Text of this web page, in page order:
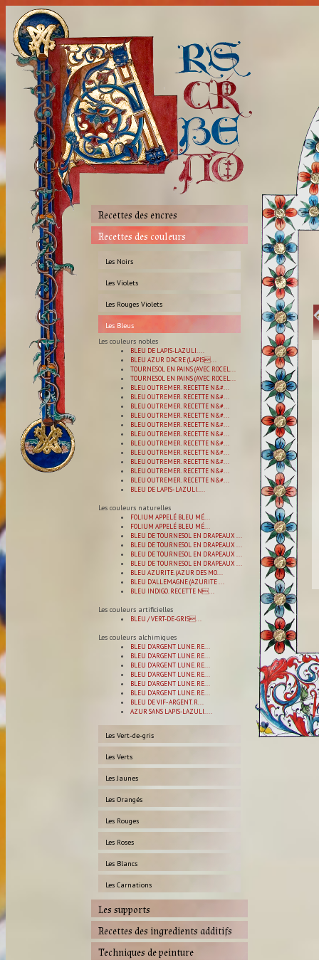
Recettes des encres
Recettes des couleurs
Les Noirs
Les Violets
Les Rouges Violets
Les Bleus
Les couleurs nobles
BLEU DE LAPIS-LAZULI. ...
BLEU AZUR D'ACRE (LAPIS...
TOURNESOL EN PAINS (AVEC ROCEL...
TOURNESOL EN PAINS (AVEC ROCEL...
BLEU OUTREMER. RECETTE N&#...
BLEU OUTREMER. RECETTE N&#...
BLEU OUTREMER. RECETTE N&#...
BLEU OUTREMER. RECETTE N&#...
BLEU OUTREMER. RECETTE N&#...
BLEU OUTREMER. RECETTE N&#...
BLEU OUTREMER. RECETTE N&#...
BLEU OUTREMER. RECETTE N&#...
BLEU OUTREMER. RECETTE N&#...
BLEU OUTREMER. RECETTE N&#...
BLEU OUTREMER. RECETTE N&#...
BLEU DE LAPIS- LAZULI....
Les couleurs naturelles
FOLIUM APPELÉ BLEU MÉ...
FOLIUM APPELÉ BLEU MÉ...
BLEU DE TOURNESOL EN DRAPEAUX ...
BLEU DE TOURNESOL EN DRAPEAUX ...
BLEU DE TOURNESOL EN DRAPEAUX ...
BLEU DE TOURNESOL EN DRAPEAUX ...
BLEU AZURITE. (AZUR DES MO...
BLEU D'ALLEMAGNE (AZURITE ...
BLEU INDIGO. RECETTE N...
Les couleurs artificielles
BLEU / VERT-DE-GRIS...
Les couleurs alchimiques
BLEU D'ARGENT LUNE. RE...
BLEU D'ARGENT LUNE. RE...
BLEU D'ARGENT LUNE. RE...
BLEU D'ARGENT LUNE. RE...
BLEU D'ARGENT LUNE. RE...
BLEU D'ARGENT LUNE. RE...
BLEU DE VIF- ARGENT. R...
AZUR SANS LAPIS-LAZULI....
Les Vert-de-gris
Les Verts
Les Jaunes
Les Orangés
Les Rouges
Les Roses
Les Blancs
Les Carnations
Les supports
Recettes des ingredients additifs
Techniques de peinture